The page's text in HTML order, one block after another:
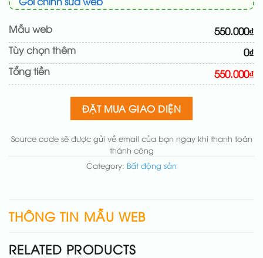
Thay logo + thông tin doanh nghiệp
(+50.000₫)
Đổi màu chủ đạo theo tông của logo
Sửa danh mục và sắp xếp lại đề mục menu cho
chuẩn(+200.000₫)
Thay đổi bố cục trang chủ (đơn giản)
Thêm các nút liên hệ nhanh(+50.000₫)
Mẫu web 550.000₫
Tùy chọn thêm 0₫
Tổng tiền 550.000₫
ĐẶT MUA GIAO DIỆN
Source code sẽ được gửi về email của bạn ngay khi thanh toán
thành công
Category: Bất động sản
THÔNG TIN MẪU WEB
RELATED PRODUCTS